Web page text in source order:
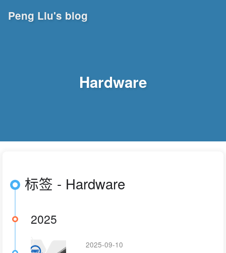
Peng Liu's blog
Hardware
标签 - Hardware
2025
2025-09-10